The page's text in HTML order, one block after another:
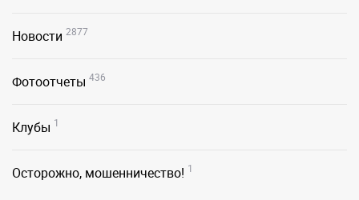
Новости 2877
Фотоотчеты 436
Клубы 1
Осторожно, мошенничество! 1